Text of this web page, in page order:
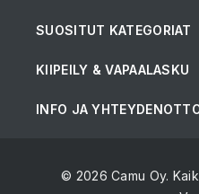
SUOSITUT KATEGORIAT
KIIPEILY & VAPAALASKU
INFO JA
© 2026 Camu Oy.